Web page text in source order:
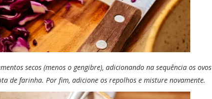
secos (menos o gengibre), adicionando na sequência os ovos
de farinha. Por fim, adicione os repolhos e misture novamente.